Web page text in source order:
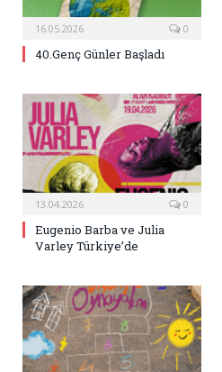
16.05.2026 0
40.Genç Günler Başladı
13.04.2026 0
Eugenio Barba ve Julia
Varley Türkiye’de